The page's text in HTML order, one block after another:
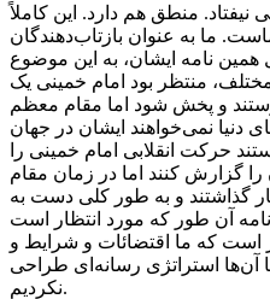
نیفتاد. منطق هم دارد. این کاملاً
ما به عنوان بازتاب‌دهندگان
نامه ایشان، به این موضوع
منتظر بود امام خمینی یک
و پخش شود اما مقام معظم
نمی‌خواهند ایشان در جهان
حرکت انقلابی امام خمینی را
گزارش کنند اما در زمان مقام
گذاشتند و به طور کلی دست به
آن طور که مورد انتظار است
است که ما اقتضائات و شرایط و
آن‌ها استراتژی رسانه‌ای طراحی
نکردیم.